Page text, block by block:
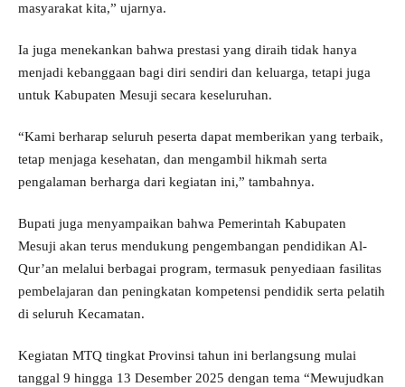
masyarakat kita,” ujarnya.
Ia juga menekankan bahwa prestasi yang diraih tidak hanya
menjadi kebanggaan bagi diri sendiri dan keluarga, tetapi juga
untuk Kabupaten Mesuji secara keseluruhan.
“Kami berharap seluruh peserta dapat memberikan yang terbaik,
tetap menjaga kesehatan, dan mengambil hikmah serta
pengalaman berharga dari kegiatan ini,” tambahnya.
Bupati juga menyampaikan bahwa Pemerintah Kabupaten
Mesuji akan terus mendukung pengembangan pendidikan Al-
Qur’an melalui berbagai program, termasuk penyediaan fasilitas
pembelajaran dan peningkatan kompetensi pendidik serta pelatih
di seluruh Kecamatan.
Kegiatan MTQ tingkat Provinsi tahun ini berlangsung mulai
tanggal 9 hingga 13 Desember 2025 dengan tema “Mewujudkan